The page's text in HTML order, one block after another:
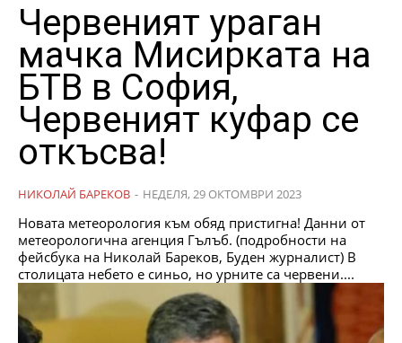
Червеният ураган
мачка Мисирката на
БТВ в София,
Червеният куфар се
откъсва!
НИКОЛАЙ БАРЕКОВ - НЕДЕЛЯ, 29 ОКТОМВРИ 2023
Новата метеорология към обяд пристигна! Данни от
метеорологична агенция Гълъб. (подробности на
фейсбука на Николай Бареков, Буден журналист) В
столицата небето е синьо, но урните са червени....